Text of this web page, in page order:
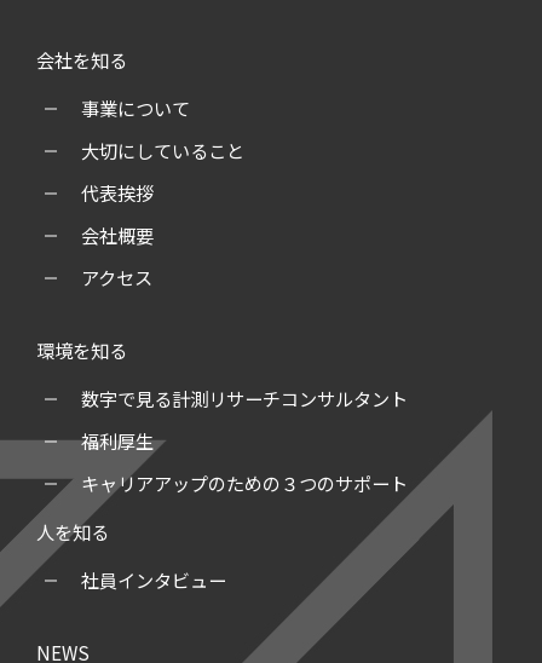
会社を知る
事業について
大切にしていること
代表挨拶
会社概要
アクセス
環境を知る
数字で見る計測リサーチコンサルタント
福利厚生
キャリアアップのための３つのサポート
人を知る
社員インタビュー
NEWS